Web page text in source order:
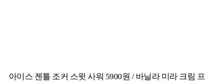
아이스 젠틀 조커 스윗 사워 5900원 / 바닐라 미라 크림 프